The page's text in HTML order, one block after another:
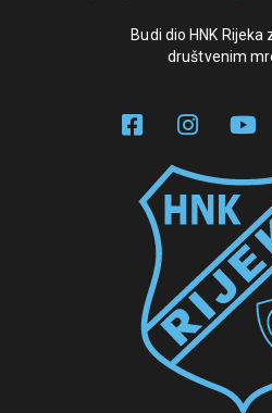
Budi dio HNK Rijeka
društvenim